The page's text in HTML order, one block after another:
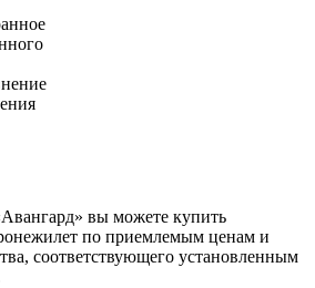
вы можете купить
по приемлемым ценам и
соответствующего установленным